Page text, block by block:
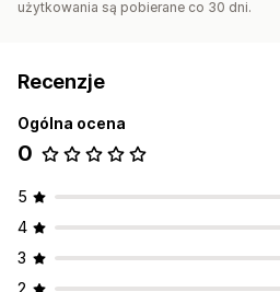
użytkowania są pobierane co 30 dni.
Recenzje
Ogólna ocena
0
5
4
3